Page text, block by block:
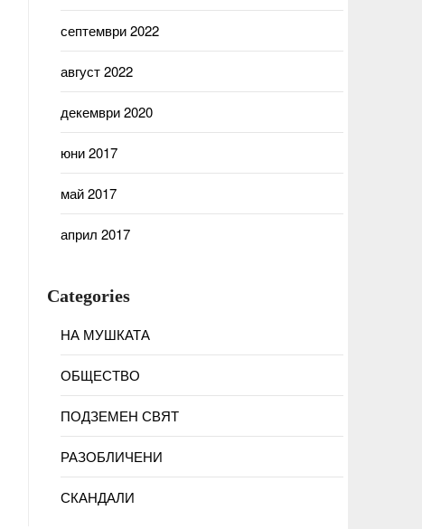
септември 2022
август 2022
декември 2020
юни 2017
май 2017
април 2017
Categories
НА МУШКАТА
ОБЩЕСТВО
ПОДЗЕМЕН СВЯТ
РАЗОБЛИЧЕНИ
СКАНДАЛИ